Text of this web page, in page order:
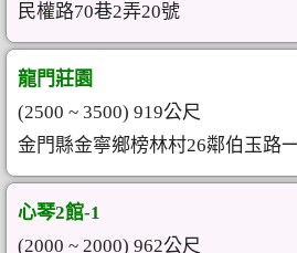
民權路70巷2弄20號
龍門莊園
(2500 ~ 3500) 919公尺
金門縣金寧鄉榜林村26鄰伯玉路
心琴2館-1
(2000 ~ 2000) 962公尺